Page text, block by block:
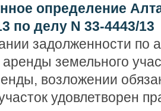
определение
по делу N 33-4443/13
задолженности по
аренды земельного
возложении
удовлетворен